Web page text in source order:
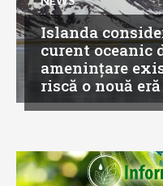
Islanda
curent oceanic
amenințare
riscă o nouă